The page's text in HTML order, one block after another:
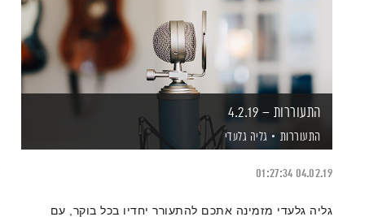
התעוררות – 4.2.19
התעוררות גליה גלעדי
04.02.19
01:27:34
גליה גלעדי מזמינה אתכם להתעורר יחדיו בכל בוקר, עם